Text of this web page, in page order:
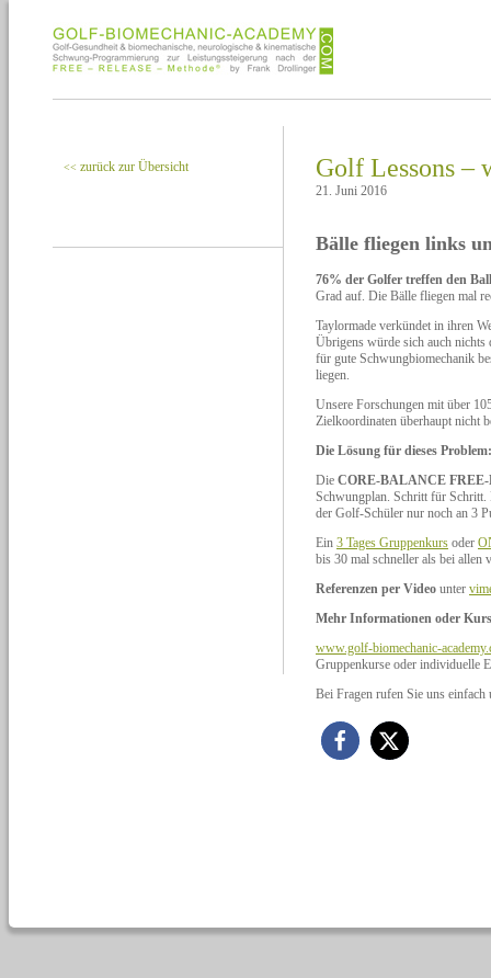
<< zurück zur Übersicht Golf Lessons –
21. Juni 2016
Bälle fliegen links
76% der Golfer treffen den
Grad auf. Die Bälle fliegen mal
Taylormade verkündet in ihren
Übrigens würde sich auch nichts
für gute Schwungbiomechanik
liegen.
Unsere Forschungen mit über
Zielkoordinaten überhaupt nicht
Die Lösung für dieses Problem:
Die CORE-BALANCE
Schwungplan. Schritt für Schritt.
der Golf-Schüler nur noch an 3
Ein 3 Tages Gruppenkurs oder
bis 30 mal schneller als bei allen
Referenzen per Video unter
Mehr Informationen oder
www.golf-biomechanic-
Gruppenkurse oder individuelle
Bei Fragen rufen Sie uns einfach